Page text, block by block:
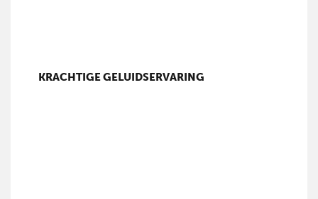
KRACHTIGE GELUIDSERVARING